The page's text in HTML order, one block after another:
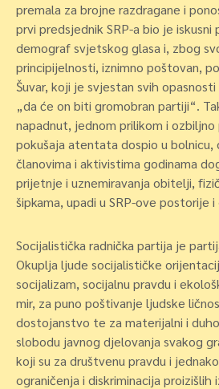
premala za brojne razdragane i
prvi predsjednik SRP-a bio je
demograf svjetskog glasa i, zbog
principijelnosti, iznimno poštovan,
Šuvar, koji je svjestan svih
„da će on biti gromobran partiji“.
napadnut, jednom prilikom i ozbiljno
pokušaja atentata dospio u bolnicu,
članovima i aktivistima godinama
prijetnje i uznemiravanja obitelji,
šipkama, upadi u SRP-ove postorije i
Socijalistička radnička partija je
Okuplja ljude socijalističke
socijalizam, socijalnu pravdu i
mir, za puno poštivanje ljudske
dostojanstvo te za materijalni i
slobodu javnog djelovanja svakog
koji su za društvenu pravdu i
ograničenja i diskriminacija proizišlih